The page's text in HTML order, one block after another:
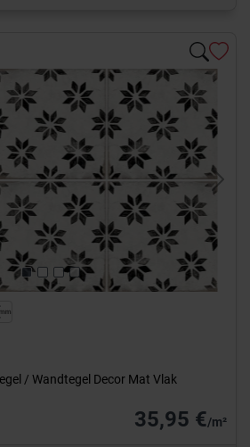
Next
/ Wandtegel Decor Mat Vlak
35,95 €/m²